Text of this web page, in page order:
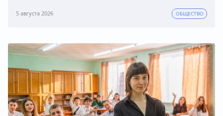
5 августа 2026 ОБЩЕСТВО